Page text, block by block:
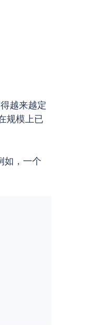
越来越定
规模上已
如，一个